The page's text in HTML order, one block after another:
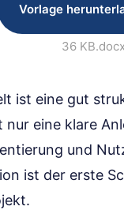
Vorlage
36 KB.docx
ist eine gut
nur eine klare
und
ist der erste